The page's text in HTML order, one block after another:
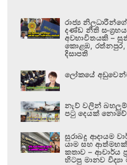
රාජ්‍ය
දණ්ඩ නීති
අවභාවිතයකි –
කොළඹ, රත්නපුර,
දිසාපති
ලෝකයේ
නැව් වලින්
පටු දෙයක් නොවේ
සුරාබදු ආදායම
යාම සහ
කතාව – ආචාර්ය
හිටපු මානව විද්‍යා